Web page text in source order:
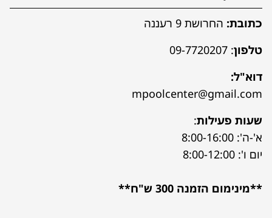
כתובת: החרושת 9 רעננה
טלפון:
09-7720207
דוא"ל:
mpoolcenter@gmail.com
שעות פעילות:
א'-ה': 8:00-16:00
יום ו': 8:00-12:00
**מינימום הזמנה 300 ש"ח**